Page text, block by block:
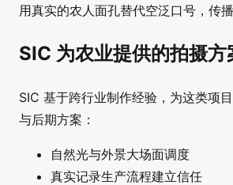
用真实的农人面孔替代空泛口号，传播
SIC 为农业提供的拍摄方
SIC 基于跨行业制作经验，为这类项
与后期方案：
自然光与外景大场面调度
真实记录生产流程建立信任